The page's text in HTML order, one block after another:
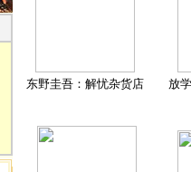
东野圭吾：解忧杂货店 放